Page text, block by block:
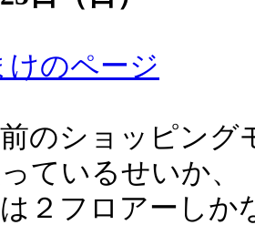
けのページ
前のショッピン
ているせいか
２フロアーしか